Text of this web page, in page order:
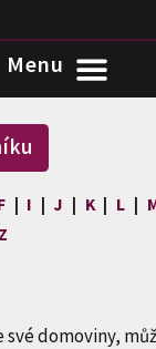
| I | J | K | L |
Z
domoviny,